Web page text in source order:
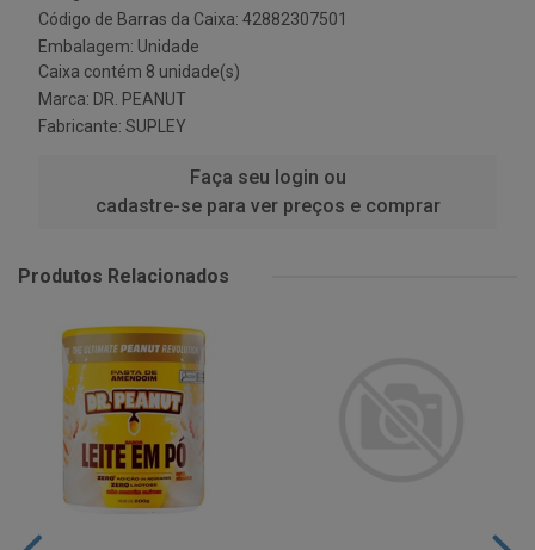
Código de Barras da Caixa: 42882307501
Embalagem: Unidade
Caixa contém 8 unidade(s)
Marca: DR. PEANUT
Fabricante: SUPLEY
Faça seu login ou
cadastre-se para ver preços e comprar
Produtos Relacionados